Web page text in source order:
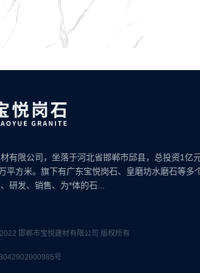
有限公司，坐落于河北省邯郸市邱县，总投资1亿
平方米。旗下有广东宝悦岗石、皇磨坊水磨石等多
研发、销售、为*体的石...
邯郸市宝悦建材有限公司 版权所有
号